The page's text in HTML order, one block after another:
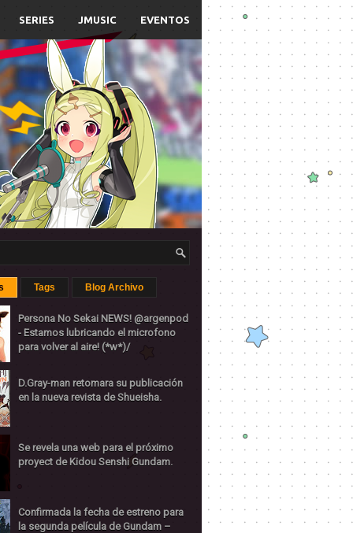
SERIES JMUSIC EVENTOS
Tags Blog Archivo
Persona No Sekai NEWS! @argenpod
- Estamos lubricando el microfono
para volver al aire! (*w*)/
D.Gray-man retomara su publicación
en la nueva revista de Shueisha.
Se revela una web para el próximo
proyect de Kidou Senshi Gundam.
Confirmada la fecha de estreno para
la segunda película de Gundam –